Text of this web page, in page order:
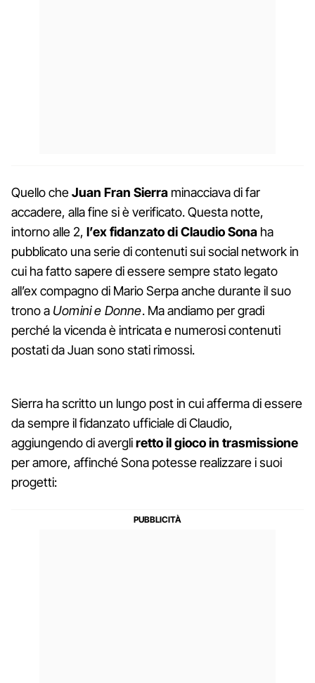
Quello cheJuan Fran Sierra minacciava di far
accadere, alla fine si è verificato. Questa notte,
intorno alle 2, l’ex fidanzato di Claudio Sona ha
pubblicato una serie di contenuti sui social network in
cui ha fatto sapere di essere sempre stato legato
all’ex compagno di Mario Serpa anche durante il suo
trono a Uomini e Donne. Ma andiamo per gradi
perché la vicenda è intricata e numerosi contenuti
postati da Juan sono stati rimossi.
Sierra ha scritto un lungo post in cui afferma di essere
da sempre il fidanzato ufficiale di Claudio,
aggiungendo di avergliretto il gioco in trasmissione
per amore, affinché Sona potesse realizzare i suoi
progetti: